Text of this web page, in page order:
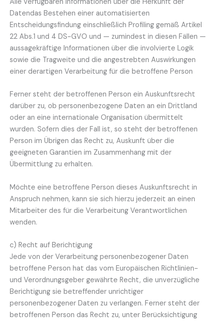
Datendas Bestehen einer automatisierten
Entscheidungsfindung einschließlich Profiling gemäß Artikel
22 Abs.1 und 4 DS-GVO und — zumindest in diesen Fällen —
aussagekräftige Informationen über die involvierte Logik
sowie die Tragweite und die angestrebten Auswirkungen
einer derartigen Verarbeitung für die betroffene Person
Ferner steht der betroffenen Person ein Auskunftsrecht
darüber zu, ob personenbezogene Daten an ein Drittland
oder an eine internationale Organisation übermittelt
wurden. Sofern dies der Fall ist, so steht der betroffenen
Person im Übrigen das Recht zu, Auskunft über die
geeigneten Garantien im Zusammenhang mit der
Übermittlung zu erhalten.
Möchte eine betroffene Person dieses Auskunftsrecht in
Anspruch nehmen, kann sie sich hierzu jederzeit an einen
Mitarbeiter des für die Verarbeitung Verantwortlichen
wenden.
c) Recht auf Berichtigung
Jede von der Verarbeitung personenbezogener Daten
betroffene Person hat das vom Europäischen Richtlinien-
und Verordnungsgeber gewährte Recht, die unverzügliche
Berichtigung sie betreffender unrichtiger
personenbezogener Daten zu verlangen. Ferner steht der
betroffenen Person das Recht zu, unter Berücksichtigung